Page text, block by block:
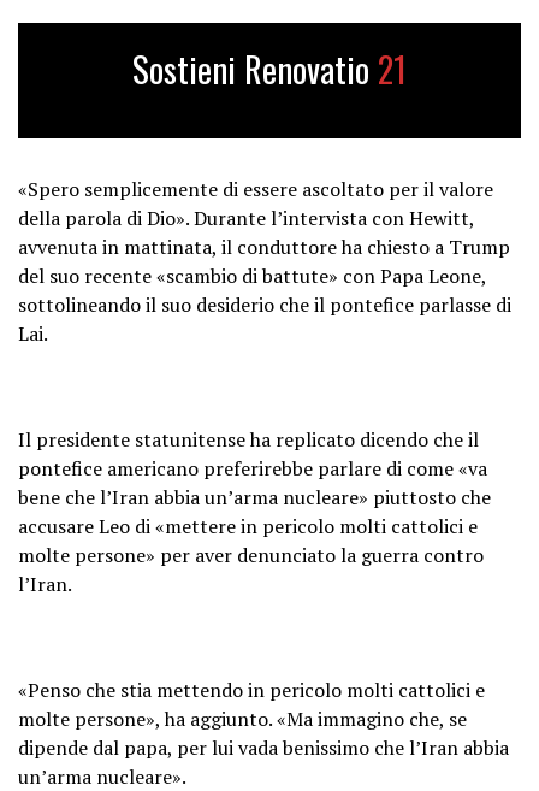
Sostieni Renovatio 21
«Spero semplicemente di essere ascoltato per il valore
della parola di Dio». Durante l’intervista con Hewitt,
avvenuta in mattinata, il conduttore ha chiesto a Trump
del suo recente «scambio di battute» con Papa Leone,
sottolineando il suo desiderio che il pontefice parlasse di
Lai.
Il presidente statunitense ha replicato dicendo che il
pontefice americano preferirebbe parlare di come «va
bene che l’Iran abbia un’arma nucleare» piuttosto che
accusare Leo di «mettere in pericolo molti cattolici e
molte persone» per aver denunciato la guerra contro
l’Iran.
«Penso che stia mettendo in pericolo molti cattolici e
molte persone», ha aggiunto. «Ma immagino che, se
dipende dal papa, per lui vada benissimo che l’Iran abbia
un’arma nucleare».